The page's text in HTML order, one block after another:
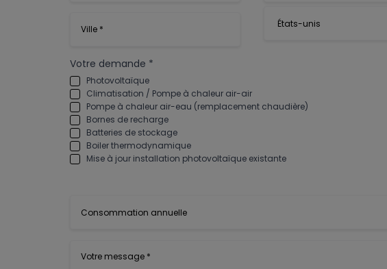
Votre demande *
Photovoltaïque
Climatisation / Pompe à chaleur air-air
Pompe à chaleur air-eau (remplacement chaudière)
Bornes de recharge
Batteries de stockage
Boiler thermodynamique
Mise à jour installation photovoltaïque existante